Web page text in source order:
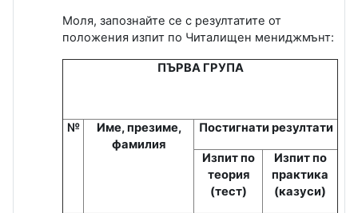
Моля, запознайте се с резултатите от
положения изпит по Читалищен мениджмънт:
ПЪРВА ГРУПА
№
Име, презиме,
фамилия
Постигнати резултати
Изпит по
теория
(тест)
Изпит по
практика
(казуси)